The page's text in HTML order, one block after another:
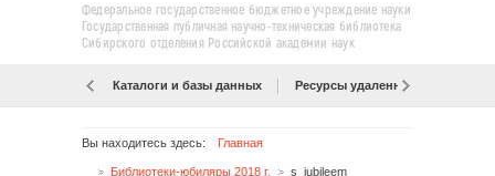
Федеральное государственное бюджетное учреждение науки
Государственная публичная научно-техническая библиотека
Сибирского отделения Российской академии наук
Каталоги и базы данных Ресурсы удаленного доступа
Вы находитесь здесь: Главная
Библиотеки-юбиляры 2018 г. s_jubileem